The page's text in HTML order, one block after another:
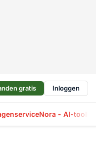
gratis Inloggen
Nora - AI-tool